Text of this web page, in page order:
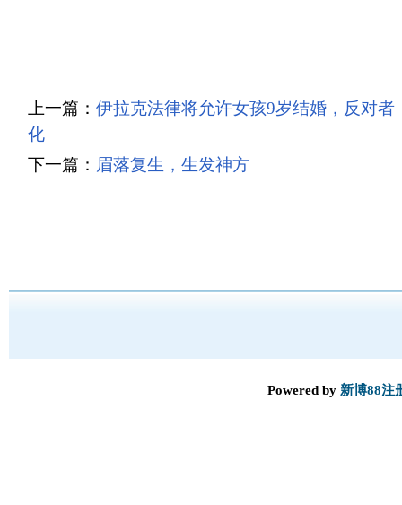
上一篇： 伊拉克法律将允许女孩9岁结婚，反对
化
下一篇： 眉落复生，生发神方
Powered by 新博88注